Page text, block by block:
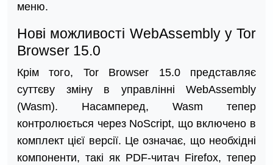
меню.
Нові можливості WebAssembly у Tor
Browser 15.0
Крім того, Tor Browser 15.0 представляє
суттєву зміну в управлінні WebAssembly
(Wasm). Насамперед, Wasm тепер
контролюється через NoScript, що включено в
комплект цієї версії. Це означає, що необхідні
компоненти, такі як PDF-читач Firefox, тепер